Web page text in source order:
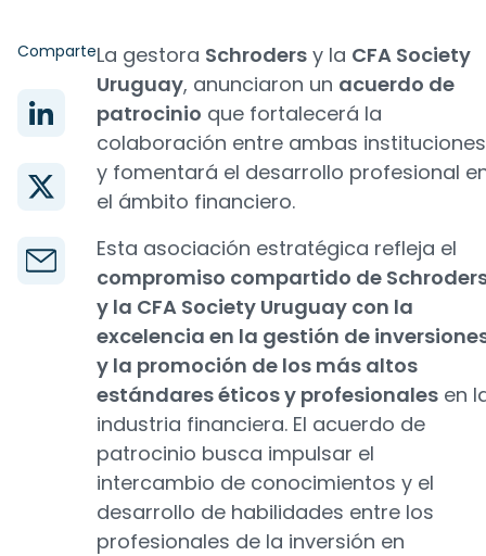
ComparteLa gestora Schroders y la CFA Society
Uruguay, anunciaron un acuerdo de
patrocinio que fortalecerá la
colaboración entre ambas instituciones
y fomentará el desarrollo profesional
el ámbito financiero.
Esta asociación estratégica refleja el
compromiso compartido de
y la CFA Society Uruguay con la
excelencia en la gestión de
y la promoción de los más altos
estándares éticos y profesionales en
industria financiera. El acuerdo de
patrocinio busca impulsar el
intercambio de conocimientos y el
desarrollo de habilidades entre los
profesionales de la inversión en